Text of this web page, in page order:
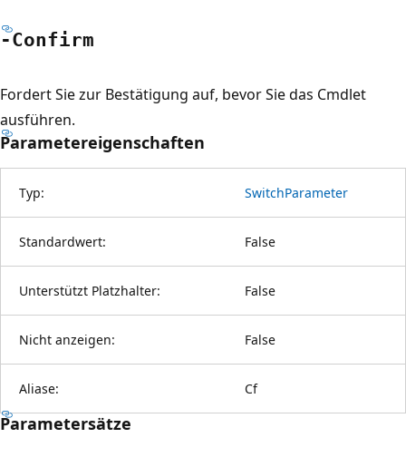
-Confirm
Fordert Sie zur Bestätigung auf, bevor Sie das Cmdlet
ausführen.
Parametereigenschaften
Typ: SwitchParameter
Standardwert: False
Unterstützt Platzhalter: False
Nicht anzeigen: False
Aliase: Cf
Parametersätze